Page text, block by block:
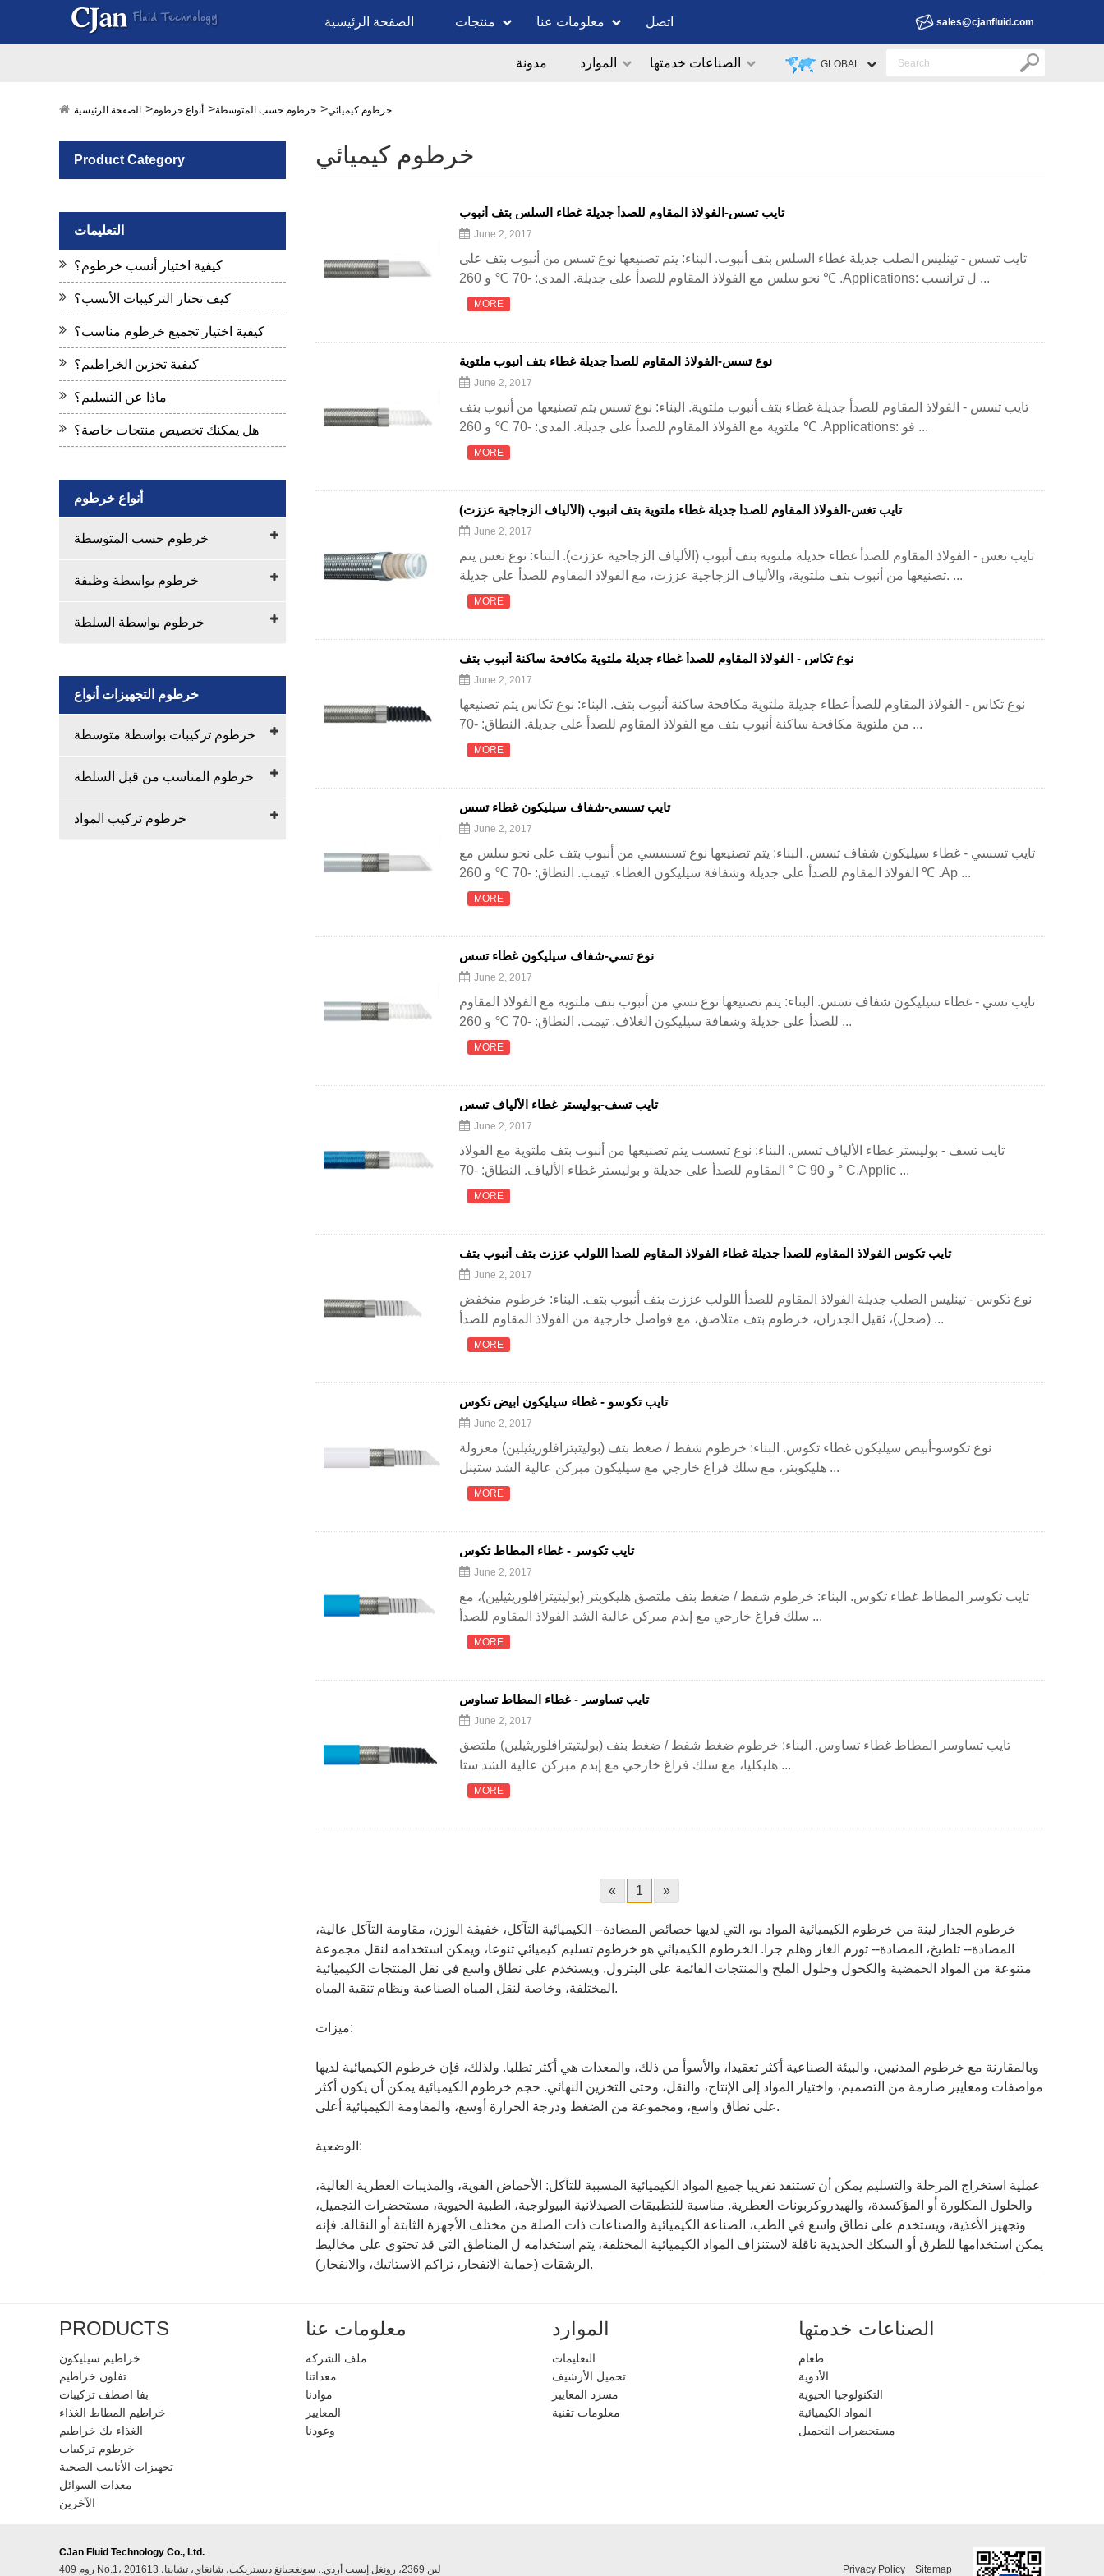
الصفحة الرئيسية منتجات معلومات عنا اتصل sales@cjanfluid.com
GLOBAL مدونة الموارد الصناعات خدمتها
الصفحة الرئيسية أنواع خرطوم خرطوم حسب المتوسطة خرطوم كيميائي
Product Category
التعليمات
كيفية اختيار أنسب خرطوم؟
كيف تختار التركيبات الأنسب؟
كيفية اختيار تجميع خرطوم مناسب؟
كيفية تخزين الخراطيم؟
ماذا عن التسليم؟
هل يمكنك تخصيص منتجات خاصة؟
أنواع خرطوم
خرطوم حسب المتوسطة
خرطوم بواسطة وظيفة
خرطوم بواسطة السلطة
خرطوم التجهيزات أنواع
خرطوم تركيبات بواسطة متوسطة
خرطوم المناسب من قبل السلطة
خرطوم تركيب المواد
خرطوم كيميائي
تايب تسس-الفولاذ المقاوم للصدأ جديلة غطاء السلس بتف أنبوب
June 2, 2017
تايب تسس - تينليس الصلب جديلة غطاء السلس بتف أنبوب. البناء: يتم تصنيعها نوع تسس من أنبوب بتف على
نحو سلس مع الفولاذ المقاوم للصدأ على جديلة. المدى: -70 ℃ و 260 ℃ .Applications: ل ترانسب ...
MORE
نوع تسس-الفولاذ المقاوم للصدأ جديلة غطاء بتف أنبوب ملتوية
June 2, 2017
تايب تسس - الفولاذ المقاوم للصدأ جديلة غطاء بتف أنبوب ملتوية. البناء: نوع تسس يتم تصنيعها من أنبوب بتف
ملتوية مع الفولاذ المقاوم للصدأ على جديلة. المدى: -70 ℃ و 260 ℃ .Applications: فو ...
MORE
تايب تغس-الفولاذ المقاوم للصدأ جديلة غطاء ملتوية بتف أنبوب (الألياف الزجاجية عززت)
June 2, 2017
تايب تغس - الفولاذ المقاوم للصدأ غطاء جديلة ملتوية بتف أنبوب (الألياف الزجاجية عززت). البناء: نوع تغس يتم
تصنيعها من أنبوب بتف ملتوية، والألياف الزجاجية عززت، مع الفولاذ المقاوم للصدأ على جديلة. ...
MORE
نوع تكاس - الفولاذ المقاوم للصدأ غطاء جديلة ملتوية مكافحة ساكنة أنبوب بتف
June 2, 2017
نوع تكاس - الفولاذ المقاوم للصدأ غطاء جديلة ملتوية مكافحة ساكنة أنبوب بتف. البناء: نوع تكاس يتم تصنيعها
من ملتوية مكافحة ساكنة أنبوب بتف مع الفولاذ المقاوم للصدأ على جديلة. النطاق: -70 ...
MORE
تايب تسسي-شفاف سيليكون غطاء تسس
June 2, 2017
تايب تسسي - غطاء سيليكون شفاف تسس. البناء: يتم تصنيعها نوع تسسسي من أنبوب بتف على نحو سلس مع
الفولاذ المقاوم للصدأ على جديلة وشفافة سيليكون الغطاء. تيمب. النطاق: -70 ℃ و 260 ℃ .Ap ...
MORE
نوع تسي-شفاف سيليكون غطاء تسس
June 2, 2017
تايب تسي - غطاء سيليكون شفاف تسس. البناء: يتم تصنيعها نوع تسي من أنبوب بتف ملتوية مع الفولاذ المقاوم
للصدأ على جديلة وشفافة سيليكون الغلاف. تيمب. النطاق: -70 ℃ و 260 ...
MORE
تايب تسف-بوليستر غطاء الألياف تسس
June 2, 2017
تايب تسف - بوليستر غطاء الألياف تسس. البناء: نوع تسسب يتم تصنيعها من أنبوب بتف ملتوية مع الفولاذ
المقاوم للصدأ على جديلة و بوليستر غطاء الألياف. النطاق: -70 ° C و 90 ° C.Applic ...
MORE
تايب تكوس الفولاذ المقاوم للصدأ جديلة غطاء الفولاذ المقاوم للصدأ اللولب عززت بتف أنبوب بتف
June 2, 2017
نوع تكوس - تينليس الصلب جديلة الفولاذ المقاوم للصدأ اللولب عززت بتف أنبوب بتف. البناء: خرطوم منخفض
(ضحل)، ثقيل الجدران، خرطوم بتف متلاصق، مع فواصل خارجية من الفولاذ المقاوم للصدأ ...
MORE
تايب تكوسو - غطاء سيليكون أبيض تكوس
June 2, 2017
نوع تكوسو-أبيض سيليكون غطاء تكوس. البناء: خرطوم شفط / ضغط بتف (بوليتيترافلوريثيلين) معزولة
هليكوبتر، مع سلك فراغ خارجي مع سيليكون مبركن عالية الشد ستينل ...
MORE
تايب تكوسر - غطاء المطاط تكوس
June 2, 2017
تايب تكوسر المطاط غطاء تكوس. البناء: خرطوم شفط / ضغط بتف ملتصق هليكوبتر (بوليتيترافلوريثيلين)، مع
سلك فراغ خارجي مع إبدم مبركن عالية الشد الفولاذ المقاوم للصدأ ...
MORE
تايب تساوسر - غطاء المطاط تساوس
June 2, 2017
تايب تساوسر المطاط غطاء تساوس. البناء: خرطوم ضغط شفط / ضغط بتف (بوليتيترافلوريثيلين) ملتصق
هليكليا، مع سلك فراغ خارجي مع إبدم مبركن عالية الشد ستا ...
MORE
« 1 »
خرطوم الجدار لينة من خرطوم الكيميائية المواد بو، التي لديها خصائص المضادة-- الكيميائية التآكل، خفيفة الوزن، مقاومة التآكل عالية،
المضادة-- تلطيخ، المضادة-- تورم الغاز وهلم جرا. الخرطوم الكيميائي هو خرطوم تسليم كيميائي تنوعا، ويمكن استخدامه لنقل مجموعة
متنوعة من المواد الحمضية والكحول وحلول الملح والمنتجات القائمة على البترول. ويستخدم على نطاق واسع في نقل المنتجات الكيميائية
المختلفة، وخاصة لنقل المياه الصناعية ونظام تنقية المياه.
ميزات:
وبالمقارنة مع خرطوم المدنيين، والبيئة الصناعية أكثر تعقيدا، والأسوأ من ذلك، والمعدات هي أكثر تطلبا. ولذلك، فإن خرطوم الكيميائية لديها
مواصفات ومعايير صارمة من التصميم، واختيار المواد إلى الإنتاج، والنقل، وحتى التخزين النهائي. حجم خرطوم الكيميائية يمكن أن يكون أكثر
على نطاق واسع، ومجموعة من الضغط ودرجة الحرارة أوسع، والمقاومة الكيميائية أعلى.
الوضعية:
عملية استخراج المرحلة والتسليم يمكن أن تستنفد تقريبا جميع المواد الكيميائية المسببة للتآكل: الأحماض القوية، والمذيبات العطرية العالية،
والحلول المكلورة أو المؤكسدة، والهيدروكربونات العطرية. مناسبة للتطبيقات الصيدلانية البيولوجية، الطبية الحيوية، مستحضرات التجميل،
وتجهيز الأغذية، ويستخدم على نطاق واسع في الطب، الصناعة الكيميائية والصناعات ذات الصلة من مختلف الأجهزة الثابتة أو النقالة. فإنه
يمكن استخدامها للطرق أو السكك الحديدية ناقلة لاستنزاف المواد الكيميائية المختلفة، يتم استخدامه ل المناطق التي قد تحتوي على مخاليط
الرشقات (حماية الانفجار، تراكم الاستاتيك، والانفجار).
PRODUCTS
خراطيم سيليكون
تفلون خراطيم
بفا اصطف تركيبات
خراطيم المطاط الغذاء
الغذاء بك خراطيم
خرطوم تركيبات
تجهيزات الأنابيب الصحية
معدات السوائل
الآخرين
معلومات عنا
ملف الشركة
معداتنا
موادنا
المعايير
وعودنا
الموارد
التعليمات
تحميل الأرشيف
مسرد المعايير
معلومات تقنية
الصناعات خدمتها
طعام
الأدوية
التكنولوجيا الحيوية
المواد الكيميائية
مستحضرات التجميل
CJan Fluid Technology Co., Ltd.
روم 409 No.1، لين 2369، رونغل إيست أردي.، سونغجيانغ ديستريكت، شانغاي، تشاينا، 201613
Privacy Policy Sitemap